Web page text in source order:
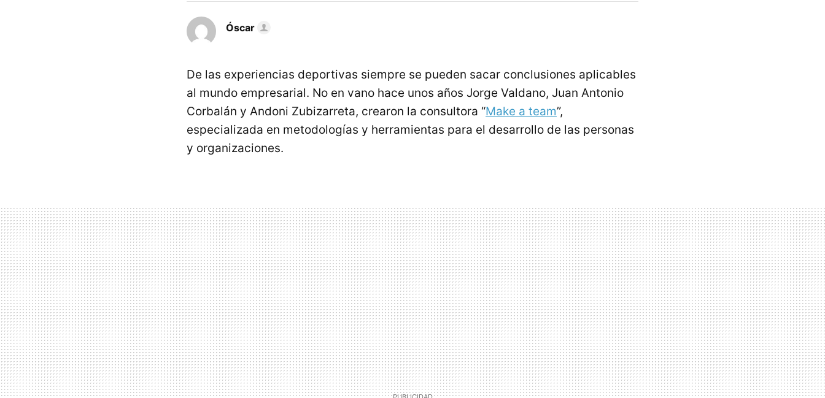
Óscar
De las experiencias deportivas siempre se pueden sacar conclusiones aplicables
al mundo empresarial. No en vano hace unos años Jorge Valdano, Juan Antonio
Corbalán y Andoni Zubizarreta, crearon la consultora “Make a team”,
especializada en metodologías y herramientas para el desarrollo de las personas
y organizaciones.